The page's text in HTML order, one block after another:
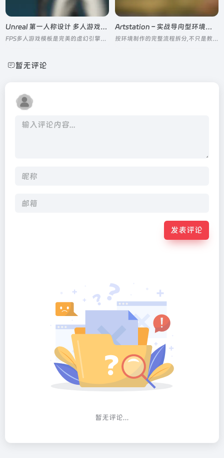
Unreal 第一人称设计 多人游戏模板
FPS多人游戏模板是完美的虚幻引擎模板，此项目100%使用蓝图构建
Artstation – 实战导向型环境艺术全流程教程(PART1-3)
按环境制作的完整流程拆分,不只是教软件操作，更聚焦 "为什么这么做"，分享行业内不常公开的项目管理、时间分配和质量控制技巧
暂无评论
发表评论
暂无评论...